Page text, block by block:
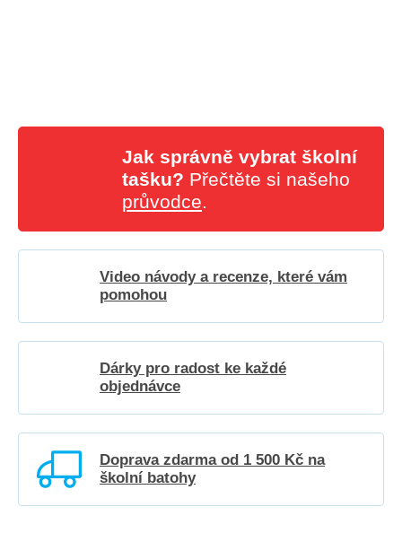
Jak správně vybrat školní
tašku? Přečtěte si našeho
průvodce.
Video návody a recenze, které vám
pomohou
Dárky pro radost ke každé
objednávce
Doprava zdarma od 1 500 Kč na
školní batohy